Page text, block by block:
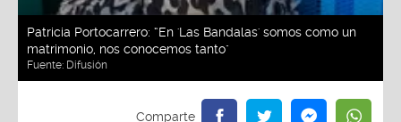
Patricia Portocarrero: “En 'Las Bandalas' somos como un
matrimonio, nos conocemos tanto"
Fuente: Difusión